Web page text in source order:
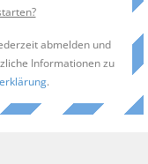
abmelden und
Informationen zu
.